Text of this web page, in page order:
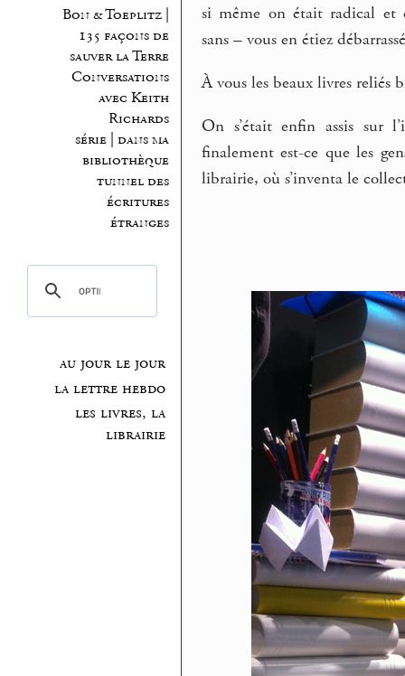
Bon & Toeplitz |
135 façons de
sauver la Terre
Conversations
avec Keith
Richards
série | dans ma
bibliothèque
tunnel des
écritures
étranges
au jour le jour
la lettre hebdo
les livres, la
librairie
si même on était radical et
sans – vous en étiez
À vous les beaux livres reliés
On s’était enfin assis sur
finalement est-ce que les
librairie, où s’inventa le